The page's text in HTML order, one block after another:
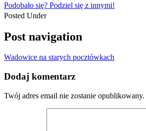
Podobało się? Podziel się z innymi!
Posted Under
Post navigation
Wadowice na starych pocztówkach
Dodaj komentarz
Twój adres email nie zostanie opublikowany.